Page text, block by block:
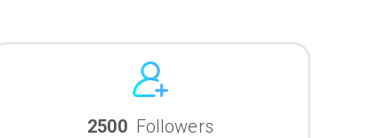
2500 Followers